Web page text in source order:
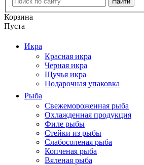
Корзина
Пуста
Икра
Красная икра
Черная икра
Щучья икра
Подарочная упаковка
Рыба
Свежемороженная рыба
Охлажденная продукция
Филе рыбы
Стейки из рыбы
Слабосоленая рыба
Копченая рыба
Вяленая рыба